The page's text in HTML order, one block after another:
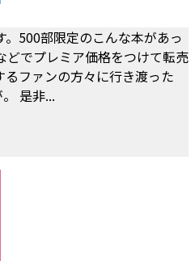
500部限定のこんな本があっ
どでプレミア価格をつけて転売
ファンの方々に行き渡った
是非...